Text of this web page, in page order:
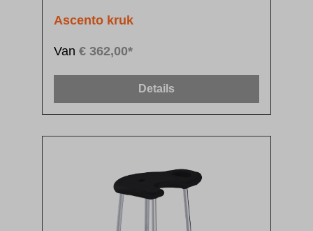
Ascento kruk
Van € 362,00*
Details